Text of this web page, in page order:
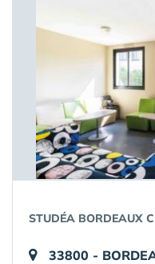
STUDÉA BORDEAUX
33800 -